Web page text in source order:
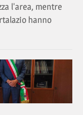
l'area, mentre
hanno